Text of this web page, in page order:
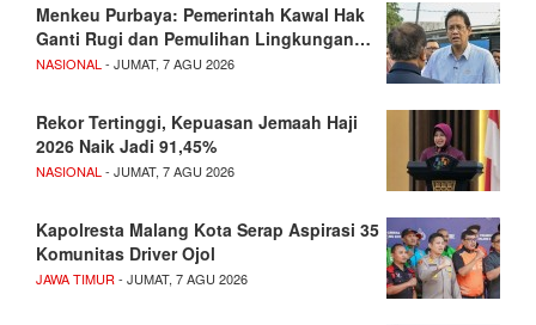
Menkeu Purbaya: Pemerintah Kawal Hak
Ganti Rugi dan Pemulihan Lingkungan…
NASIONAL - JUMAT, 7 AGU 2026
Rekor Tertinggi, Kepuasan Jemaah Haji
2026 Naik Jadi 91,45%
NASIONAL - JUMAT, 7 AGU 2026
Kapolresta Malang Kota Serap Aspirasi 35
Komunitas Driver Ojol
JAWA TIMUR - JUMAT, 7 AGU 2026